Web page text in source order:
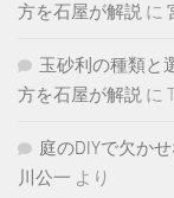
方を石屋が解説 に
玉砂利の種類と
方を石屋が解説 に
庭のDIYで欠か
川公一 より